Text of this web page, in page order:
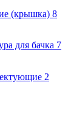
(крышка) 8
для бачка 7
2